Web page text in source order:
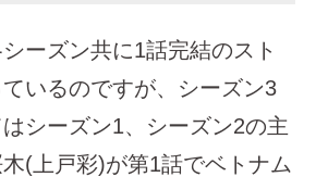
ーズン共に1話完結のスト
いるのですが、シーズン3
シーズン1、シーズン2の主
(上戸彩)が第1話でベトナム